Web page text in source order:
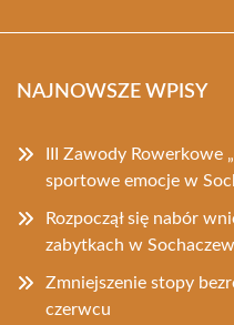
NAJNOWSZE WPISY
III Zawody Rowerkowe
sportowe emocje w
Rozpoczął się nabór
zabytkach w
Zmniejszenie stopy
czerwcu